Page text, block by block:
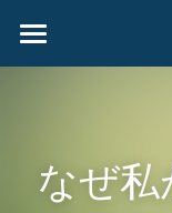
HOME
協力企業様
なぜ